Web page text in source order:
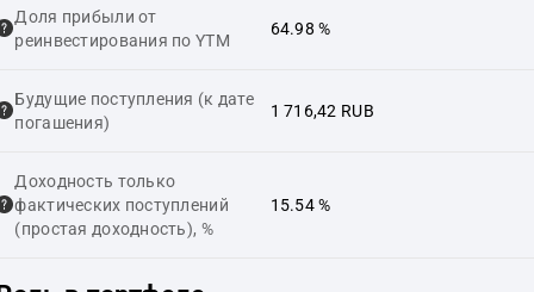
Доля прибыли от
реинвестирования по YTM
64.98 %
Будущие поступления (к дате
погашения)
1 716,42 RUB
Доходность только
фактических поступлений
(простая доходность), %
15.54 %